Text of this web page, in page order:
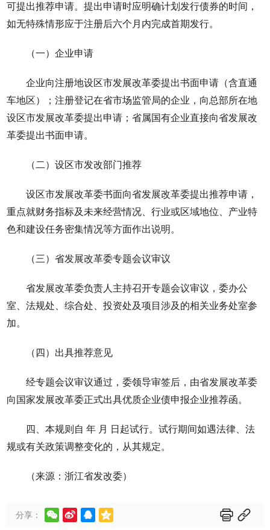
可提出推荐申请。提出申请时应明确计划发行债券的时间，
如无特殊情形应于注册后六个月内完成首期发行。
（一）企业申请
企业向注册地设区市发展改革委提出书面申请（含直通
车地区）；注册登记在省市场监管局的企业，向总部所在地
设区市发展改革委提出申请；省属国有企业直接向省发展改
革委提出书面申请。
（二）设区市发改部门推荐
设区市发展改革委书面向省发展改革委提出推荐申请，
重点就财务指标及未来经营情况、行业或区域地位、产业特
色和建设任务密集情况等方面作出说明。
（三）省发展改革委专题会议审议
省发展改革委负责人主持召开专题会议审议，委办公
室、法规处、综合处、投资处及项目涉及的相关业务处室参
加。
（四）出具推荐意见
经专题会议审议通过，委领导审签后，由省发展改革委
向国家发展改革委正式出具优质企业债申报企业推荐函。
四、本规则自 年 月 日起试行。试行期间如遇法律、法
规或有关政策调整变化的，从其规定。
（来源：浙江省发改委）
分享：      